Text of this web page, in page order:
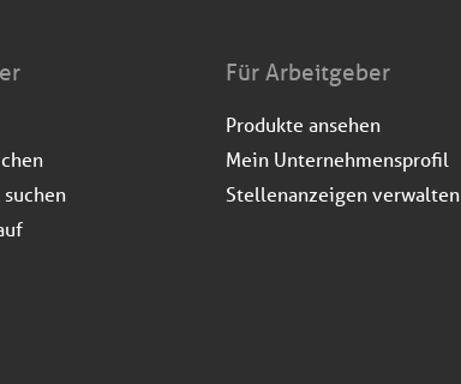
Für Arbeitgeber
Produkte ansehen
Mein Unternehmensprofil
Stellenanzeigen verwalten